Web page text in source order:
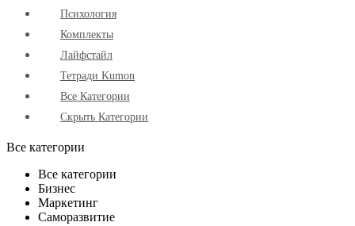
Психология
Комплекты
Лайфстайл
Тетради Kumon
Все Категории
Скрыть Категории
Все категории
Все категории
Бизнес
Маркетинг
Саморазвитие